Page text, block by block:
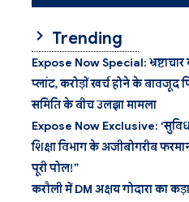
Trending
Expose Now Special:
प्लांट, करोड़ों खर्च होने के
समिति के बीच उलझा मामला
Expose Now Exclusive:
शिक्षा विभाग के अजीबोगरीब
पूरी पोल!”
करौली में DM अक्षय गोदारा का